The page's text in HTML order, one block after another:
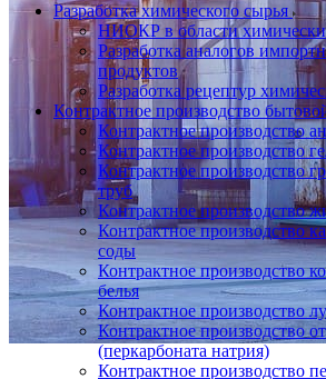
Разработка химического сырья
НИОКР в области
Разработка аналогов
продуктов
Разработка рецептур
Контрактное производство
Контрактное производство
Контрактное производство
Контрактное производство
труб
Контрактное производство
Контрактное производство
соды
Контрактное производство
белья
Контрактное производство
Контрактное производство
(перкарбоната натрия)
Контрактное производство